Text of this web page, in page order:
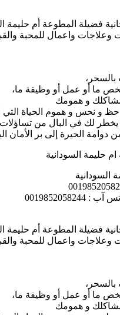
فضيلة المطوعة أم حليمة
واعمال للمحبة
ما أو عمل أو وظيفة ما،
مشاكلك و همومك
حظ و نحس و هموم الحياة التي
يخطر لك في البال من
الحيرة إلى بر الأمان
حليمة السودانية
السودانية
فضيلة المطوعة أم حليمة
واعمال للمحبة
ما أو عمل أو وظيفة ما،
مشاكلك و همومك